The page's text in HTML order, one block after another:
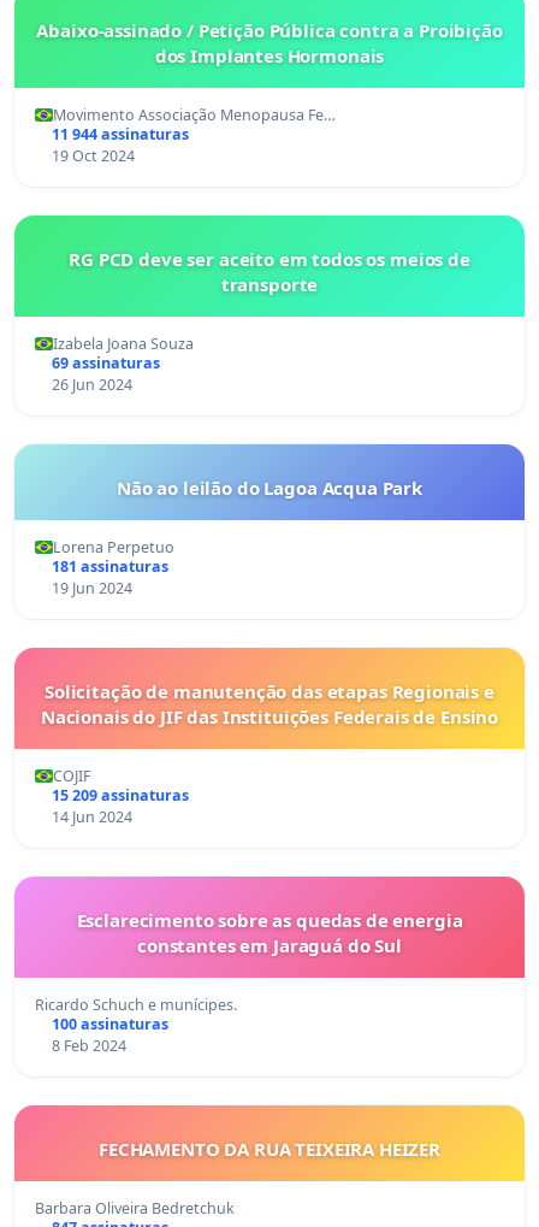
Abaixo-assinado / Petição Pública contra a Proibição
dos Implantes Hormonais
Movimento Associação Menopausa Fe…
11 944 assinaturas
19 Oct 2024
RG PCD deve ser aceito em todos os meios de
transporte
Izabela Joana Souza
69 assinaturas
26 Jun 2024
Não ao leilão do Lagoa Acqua Park
Lorena Perpetuo
181 assinaturas
19 Jun 2024
Solicitação de manutenção das etapas Regionais e
Nacionais do JIF das Instituições Federais de Ensino
COJIF
15 209 assinaturas
14 Jun 2024
Esclarecimento sobre as quedas de energia
constantes em Jaraguá do Sul
Ricardo Schuch e munícipes.
100 assinaturas
8 Feb 2024
FECHAMENTO DA RUA TEIXEIRA HEIZER
Barbara Oliveira Bedretchuk